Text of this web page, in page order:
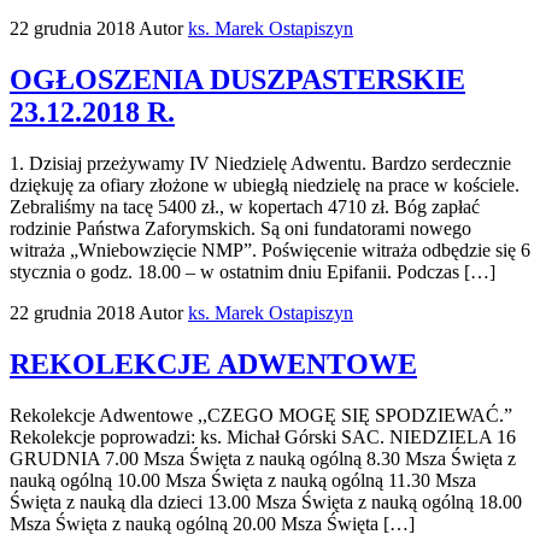
22 grudnia 2018Autorks. Marek Ostapiszyn
OGŁOSZENIA DUSZPASTERSKIE
23.12.2018 R.
1. Dzisiaj przeżywamy IV Niedzielę Adwentu. Bardzo serdecznie
dziękuję za ofiary złożone w ubiegłą niedzielę na prace w kościele.
Zebraliśmy na tacę 5400 zł., w kopertach 4710 zł. Bóg zapłać
rodzinie Państwa Zaforymskich. Są oni fundatorami nowego
witraża „Wniebowzięcie NMP”. Poświęcenie witraża odbędzie się 6
stycznia o godz. 18.00 – w ostatnim dniu Epifanii. Podczas […]
22 grudnia 2018 Autorks. Marek Ostapiszyn
REKOLEKCJE ADWENTOWE
Rekolekcje Adwentowe ,,CZEGO MOGĘ SIĘ SPODZIEWAĆ.”
Rekolekcje poprowadzi: ks. Michał Górski SAC. NIEDZIELA 16
GRUDNIA 7.00 Msza Święta z nauką ogólną 8.30 Msza Święta z
nauką ogólną 10.00 Msza Święta z nauką ogólną 11.30 Msza
Święta z nauką dla dzieci 13.00 Msza Święta z nauką ogólną 18.00
Msza Święta z nauką ogólną 20.00 Msza Święta […]